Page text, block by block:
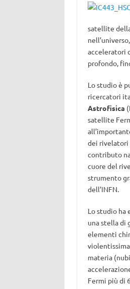
satellite
acceleratori
profondo,
Lo studio è
ricercatori
Astrofisica
satellite
dei rivelatori
contributo
cuore del
strumento
dell’INFN.
Lo studio ha
una stella di
elementi
materia
Fermi più di